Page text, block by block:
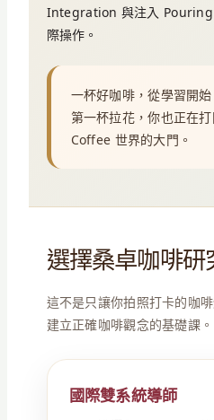
Integration 與注入 Pouring
際操作。
一杯好咖啡，從學習開
第一杯拉花，你也正在
Coffee 世界的大門。
選擇桑卓咖啡
這不是只讓你拍照打卡的咖
建立正確咖啡觀念的基礎課。
國際雙系統導師